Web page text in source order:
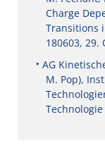
Charge
Transitions
180603, 29.
AG
M. Pop),
Technologie